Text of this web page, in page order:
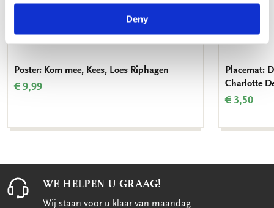
Deny
Poster: Kom mee, Kees, Loes Riphagen
€ 9,99
Placemat:
Charlotte
€ 3,50
WE HELPEN U GRAAG!
Wij staan voor u klaar van maandag